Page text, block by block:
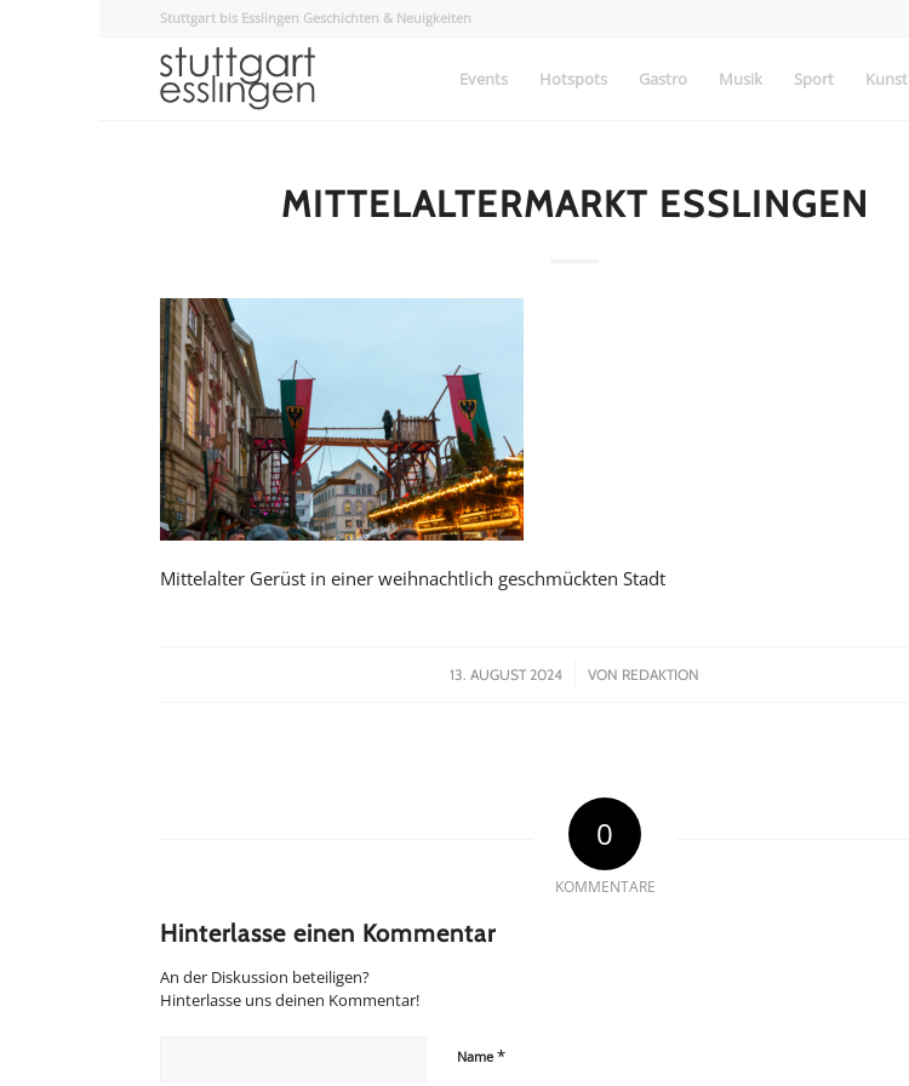
Stuttgart bis Esslingen Geschichten & Neuigkeiten
Events Hotspots Gastro Musik Sport Kunst
MITTELALTERMARKT ESSLINGEN
Mittelalter Gerüst in einer weihnachtlich geschmückten Stadt
13. AUGUST 2024
/ VON REDAKTION
0
KOMMENTARE
Hinterlasse einen Kommentar
An der Diskussion beteiligen?
Hinterlasse uns deinen Kommentar!
Name *